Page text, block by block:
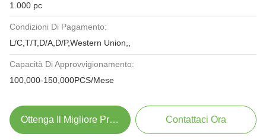
1.000 pc
Condizioni Di Pagamento:
L/C,T/T,D/A,D/P,Western Union,,
Capacità Di Approvvigionamento:
100,000-150,000PCS/Mese
Ottenga Il Migliore Prezzo Contattaci Ora